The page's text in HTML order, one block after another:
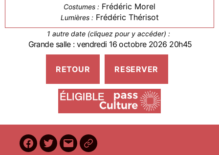
Costumes : Frédéric Morel
Lumières : Frédéric Thérisot
1 autre date (cliquez pour y accéder) :
Grande salle : vendredi 16 octobre 2026 20h45
Facebook
Twitter
E-
BilletReduc